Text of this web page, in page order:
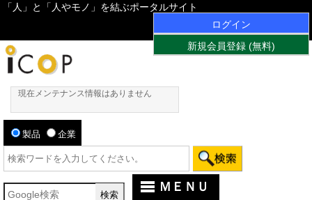
「人」と「人やモノ」を結ぶポータルサイト
ログイン
新規会員登録 (無料)
現在メンテナンス情報はありません
製品 企業
ＭＥＮＵ